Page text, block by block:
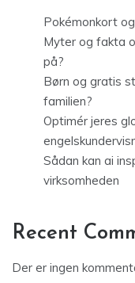
Pokémonkort
Myter og fakta
på?
Børn og gratis
familien?
Optimér jeres
Sådan kan ai
virksomheden
Recent
Der er ingen